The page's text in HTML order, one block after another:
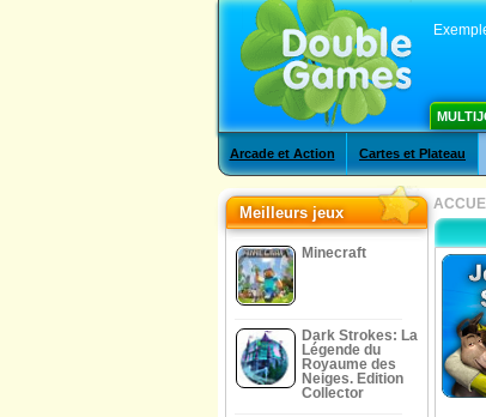
Arcade et Action Cartes et Plateau
Meilleurs jeux
Minecraft
Dark Strokes: La
Légende du
Royaume des
Neiges. Edition
Collector